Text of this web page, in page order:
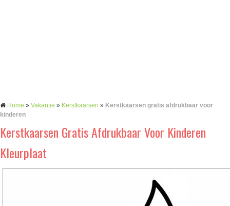
Home » Vakantie » Kerstkaarsen » Kerstkaarsen gratis afdrukbaar voor
kinderen
Kerstkaarsen Gratis Afdrukbaar Voor Kinderen
Kleurplaat